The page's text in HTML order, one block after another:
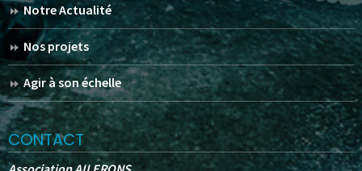
Notre Actualité
Nos projets
Agir à son échelle
CONTACT